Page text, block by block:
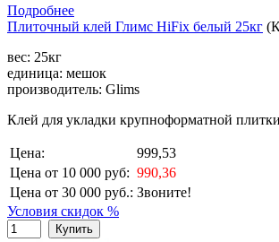
Подробнее
Плиточный клей Глимс HiFix белый 25кг
вес: 25кг
единица: мешок
производитель: Glims
Клей для укладки крупноформатной
Цена:
999,53
Цена от 10 000 руб: 990,36
Цена от 30 000 руб.: Звоните!
Условия скидок %
Купить